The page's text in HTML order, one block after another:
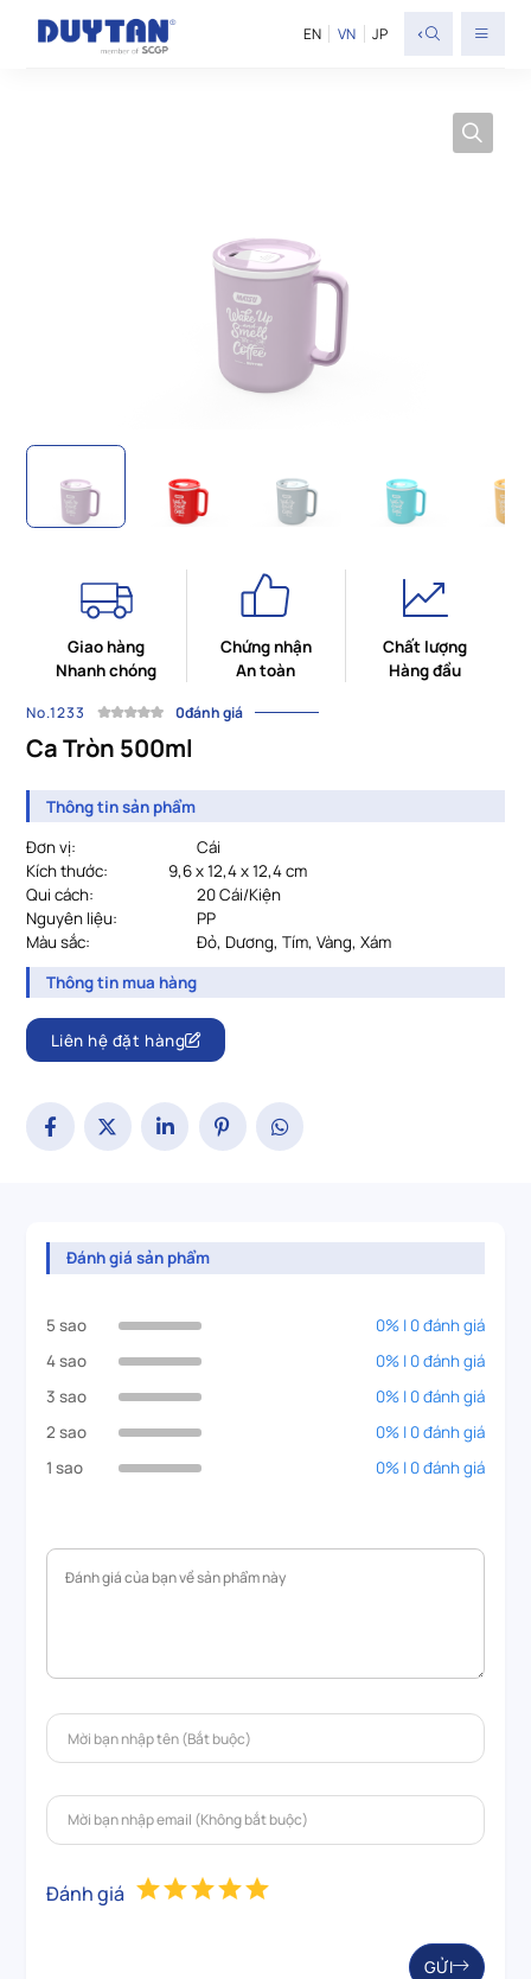
EN VN JP <
Giao hàng
Nhanh chóng
Chứng nhận
An toàn
Chất lượng
Hàng đầu
No.1233 0đánh giá
Ca Tròn 500ml
Thông tin sản phẩm
Đơn vị:
Cái
Kích thước:
9,6 x 12,4 x 12,4 cm
Qui cách:
20 Cái/Kiện
Nguyên liệu:
PP
Màu sắc:
Đỏ, Dương, Tím, Vàng, Xám
Thông tin mua hàng
Liên hệ đặt hàng
Đánh giá sản phẩm
5 sao
0% | 0 đánh giá
4 sao
0% | 0 đánh giá
3 sao
0% | 0 đánh giá
2 sao
0% | 0 đánh giá
1 sao
0% | 0 đánh giá
Đánh giá
GỬI